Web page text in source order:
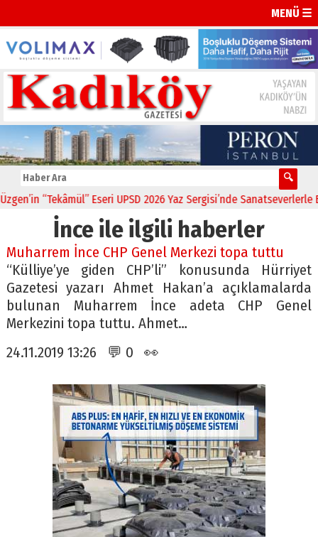
MENÜ ☰
“Tekâmül” Eseri UPSD 2026 Yaz Sergisi’nde Sanatseverlerle
İnce ile ilgili haberler
Muharrem İnce CHP Genel Merkezi topa tuttu
“Külliye’ye giden CHP’li” konusunda Hürriyet
Gazetesi yazarı Ahmet Hakan’a açıklamalarda
bulunan Muharrem İnce adeta CHP Genel
Merkezini topa tuttu. Ahmet…
24.11.2019 13:26 💬 0 👀